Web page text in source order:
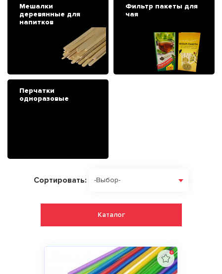
Мешалки
деревянные для
напитков
Фильтр пакеты для
чая
Перчатки
одноразовые
Сортировать: -Выбор-
Каталог